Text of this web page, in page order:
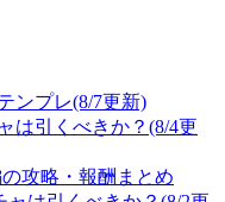
ンプレ(8/7更新)
は引くべきか？(8/4更
攻略・報酬まとめ